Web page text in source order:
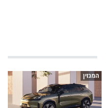
המגזין